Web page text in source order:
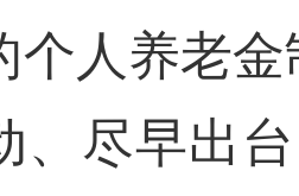
个人养老
、尽早出